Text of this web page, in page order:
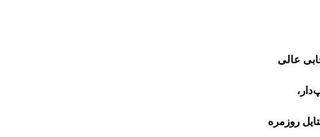
عالی
روزمره